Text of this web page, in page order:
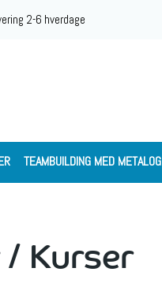
2-6 hverdage
TEAMBUILDING MED METALOG
Kurser